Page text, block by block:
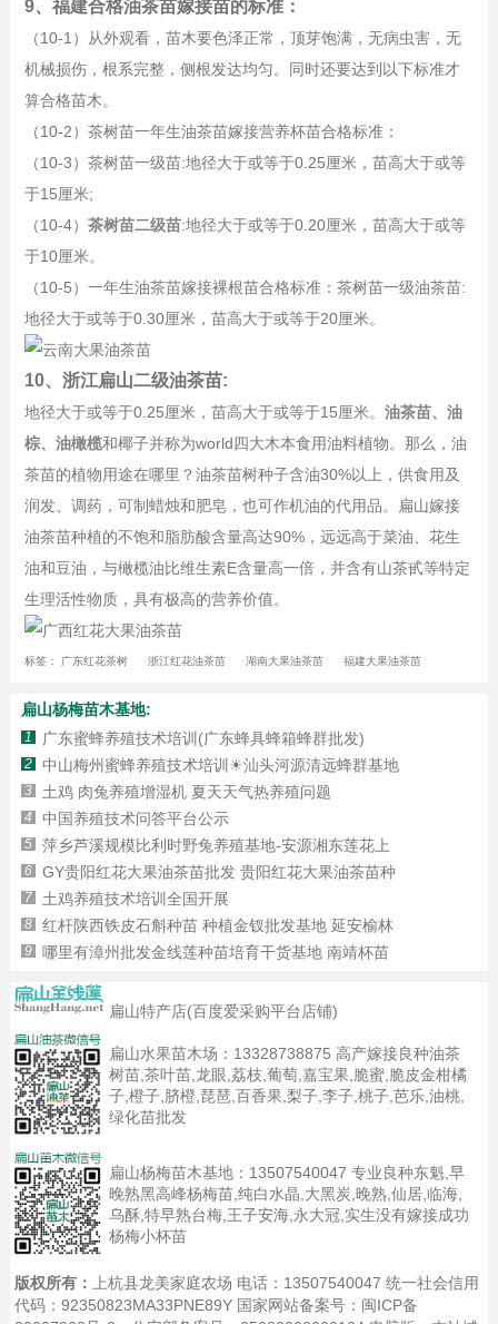
9、福建合格油茶苗嫁接苗的标准：
（10-1）从外观看，苗木要色泽正常，顶芽饱满，无病虫害，无
机械损伤，根系完整，侧根发达均匀。同时还要达到以下标准才
算合格苗木。
（10-2）茶树苗一年生油茶苗嫁接营养杯苗合格标准：
（10-3）茶树苗一级苗:地径大于或等于0.25厘米，苗高大于或等
于15厘米;
（10-4） 茶树苗二级苗:地径大于或等于0.20厘米，苗高大于或等
于10厘米。
（10-5）一年生油茶苗嫁接裸根苗合格标准：茶树苗一级油茶苗:
地径大于或等于0.30厘米，苗高大于或等于20厘米。
10、浙江扁山二级油茶苗:
地径大于或等于0.25厘米，苗高大于或等于15厘米。 油茶苗、油
棕、油橄榄和椰子并称为world四大木本食用油料植物。那么，油
茶苗的植物用途在哪里？油茶苗树种子含油30%以上，供食用及
润发、调药，可制蜡烛和肥皂，也可作机油的代用品。扁山嫁接
油茶苗种植的不饱和脂肪酸含量高达90%，远远高于菜油、花生
油和豆油，与橄榄油比维生素E含量高一倍，并含有山茶甙等特定
生理活性物质，具有极高的营养价值。
标签： 广东红花茶树 浙江红花油茶苗 湖南大果油茶苗 福建大果油茶苗
扁山杨梅苗木基地:
1 广东蜜蜂养殖技术培训(广东蜂具蜂箱蜂群批发)
2 中山梅州蜜蜂养殖技术培训☀汕头河源清远蜂群基地
3 土鸡 肉兔养殖增湿机 夏天天气热养殖问题
4 中国养殖技术问答平台公示
5 萍乡芦溪规模比利时野兔养殖基地-安源湘东莲花上
6 GY贵阳红花大果油茶苗批发 贵阳红花大果油茶苗种
7 土鸡养殖技术培训全国开展
8 红杆陕西铁皮石斛种苗 种植金钗批发基地 延安榆林
9 哪里有漳州批发金线莲种苗培育干货基地 南靖杯苗
扁山特产店(百度爱采购平台店铺)
扁山水果苗木场： 13328738875 高产嫁接良种油茶
树苗,茶叶苗,龙眼,荔枝,葡萄,嘉宝果,脆蜜,脆皮金柑橘
子,橙子,脐橙,琵琶,百香果,梨子,李子,桃子,芭乐,油桃,
绿化苗批发
扁山杨梅苗木基地： 13507540047 专业良种东魁,早
晚熟黑高峰杨梅苗,纯白水晶,大黑炭,晚熟,仙居,临海,
乌酥,特早熟台梅,王子安海,永大冠,实生没有嫁接成功
杨梅小杯苗
版权所有：
上杭县龙美家庭农场 电话：13507540047 统一社会信用
代码：92350823MA33PNE89Y 国家网站备案号： 闽ICP备